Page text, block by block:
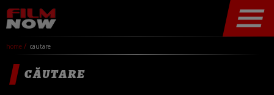
home cautare
CĂUTARE